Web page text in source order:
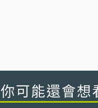
你可能還會想